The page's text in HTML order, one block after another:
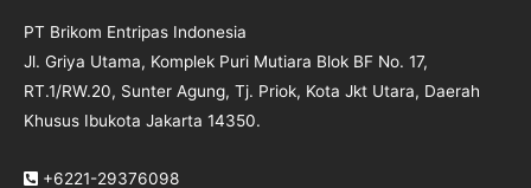
PT Brikom Entripas Indonesia
Jl. Griya Utama, Komplek Puri Mutiara Blok BF No. 17,
RT.1/RW.20, Sunter Agung, Tj. Priok, Kota Jkt Utara, Daerah
Khusus Ibukota Jakarta 14350.
+6221-29376098